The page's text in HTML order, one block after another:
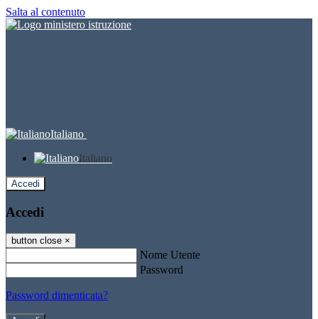
Salta al contenuto
Italiano
Italiano
Accedi
Accedi
button close ×
Nome Utente
Password
Password dimenticata?